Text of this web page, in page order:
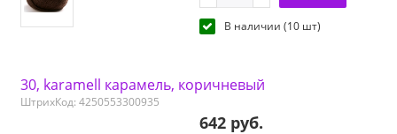
В наличии (10 шт)
30, karamell карамель, коричневый
ШтрихКод: 4250553300935
642 руб.